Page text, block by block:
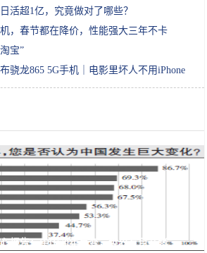
活超1亿，究竟做对了哪些？
，春节都在降价，性能强大三年不卡
宝”
骁龙865 5G手机｜电影里坏人不用iPhone
心报告：中国70年巨变，世界有目共睹